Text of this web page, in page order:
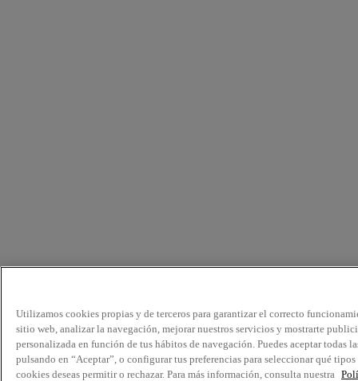
Utilizamos cookies propias y de terceros para garantizar el correcto
sitio web, analizar la navegación, mejorar nuestros servicios y mostrarte
personalizada en función de tus hábitos de navegación. Puedes aceptar todas
pulsando en “Aceptar”, o configurar tus preferencias para seleccionar qué tipos
cookies deseas permitir o rechazar. Para más información, consulta nuestra